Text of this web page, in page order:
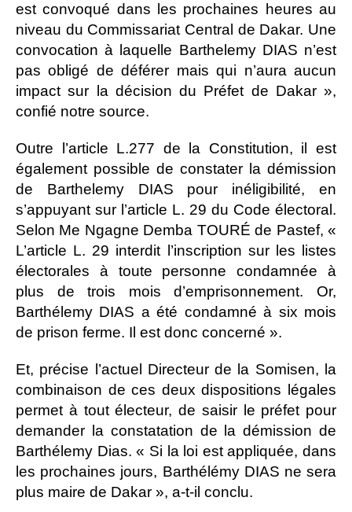
est convoqué dans les prochaines heures au
niveau du Commissariat Central de Dakar. Une
convocation à laquelle Barthelemy DIAS n’est
pas obligé de déférer mais qui n’aura aucun
impact sur la décision du Préfet de Dakar »,
confié notre source.
Outre l’article L.277 de la Constitution, il est
également possible de constater la démission
de Barthelemy DIAS pour inéligibilité, en
s’appuyant sur l’article L. 29 du Code électoral.
Selon Me Ngagne Demba TOURÉ de Pastef, «
L’article L. 29 interdit l’inscription sur les listes
électorales à toute personne condamnée à
plus de trois mois d’emprisonnement. Or,
Barthélemy DIAS a été condamné à six mois
de prison ferme. Il est donc concerné ».
Et, précise l’actuel Directeur de la Somisen, la
combinaison de ces deux dispositions légales
permet à tout électeur, de saisir le préfet pour
demander la constatation de la démission de
Barthélemy Dias. « Si la loi est appliquée, dans
les prochaines jours, Barthélémy DIAS ne sera
plus maire de Dakar », a-t-il conclu.